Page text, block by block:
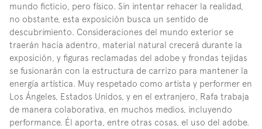
mundo ficticio, pero físico. Sin intentar rehacer la realidad,
no obstante, esta exposición busca un sentido de
descubrimiento. Consideraciones del mundo exterior se
traerán hacia adentro, material natural crecerá durante la
exposición, y figuras reclamadas del adobe y frondas tejidas
se fusionarán con la estructura de carrizo para mantener la
energía artística. Muy respetado como artista y performer en
Los Ángeles, Estados Unidos, y en el extranjero, Rafa trabaja
de manera colaborativa, en muchos medios, incluyendo
performance. Él aporta, entre otras cosas, el uso del adobe.